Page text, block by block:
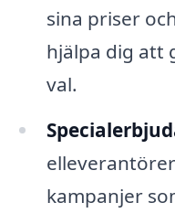
sina priser
hjälpa dig att
val.
kampanjer